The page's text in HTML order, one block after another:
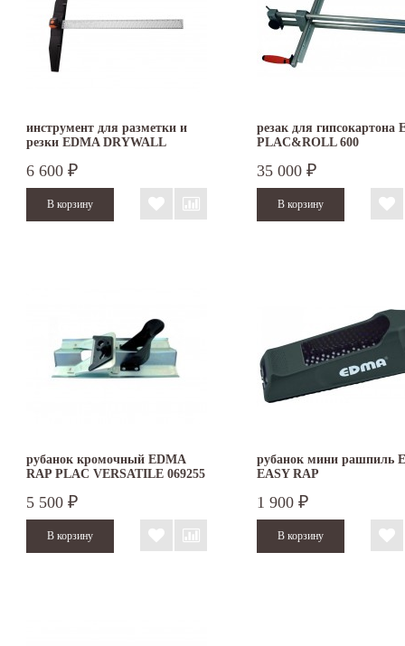
инструмент для разметки и
резки EDMA DRYWALL
6 600 ₽
резак для гипсокартона
PLAC&ROLL 600
35 000 ₽
рубанок кромочный EDMA
RAP PLAC VERSATILE 069255
5 500 ₽
рубанок мини рашпиль
EASY RAP
1 900 ₽